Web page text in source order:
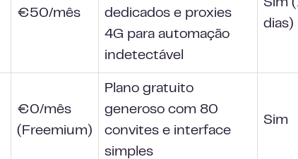
€50/mês
dedicados e proxies
4G para automação
indetectável
Sim
dias)
€0/mês
(Freemium)
Plano gratuito
generoso com 80
convites e interface
simples
Sim